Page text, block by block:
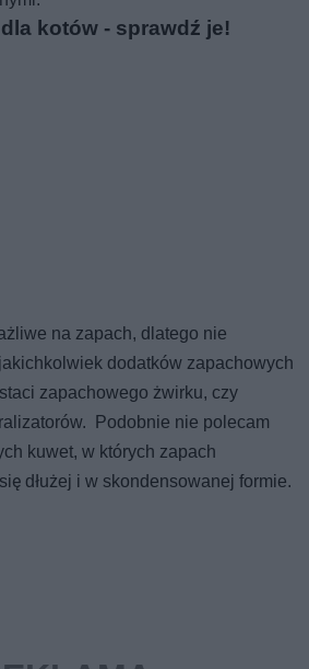
kotów - sprawdź je!
na zapach, dlatego nie
dodatków zapachowych
zapachowego żwirku, czy
Podobnie nie polecam
kuwet, w których zapach
dłużej i w skondensowanej formie.